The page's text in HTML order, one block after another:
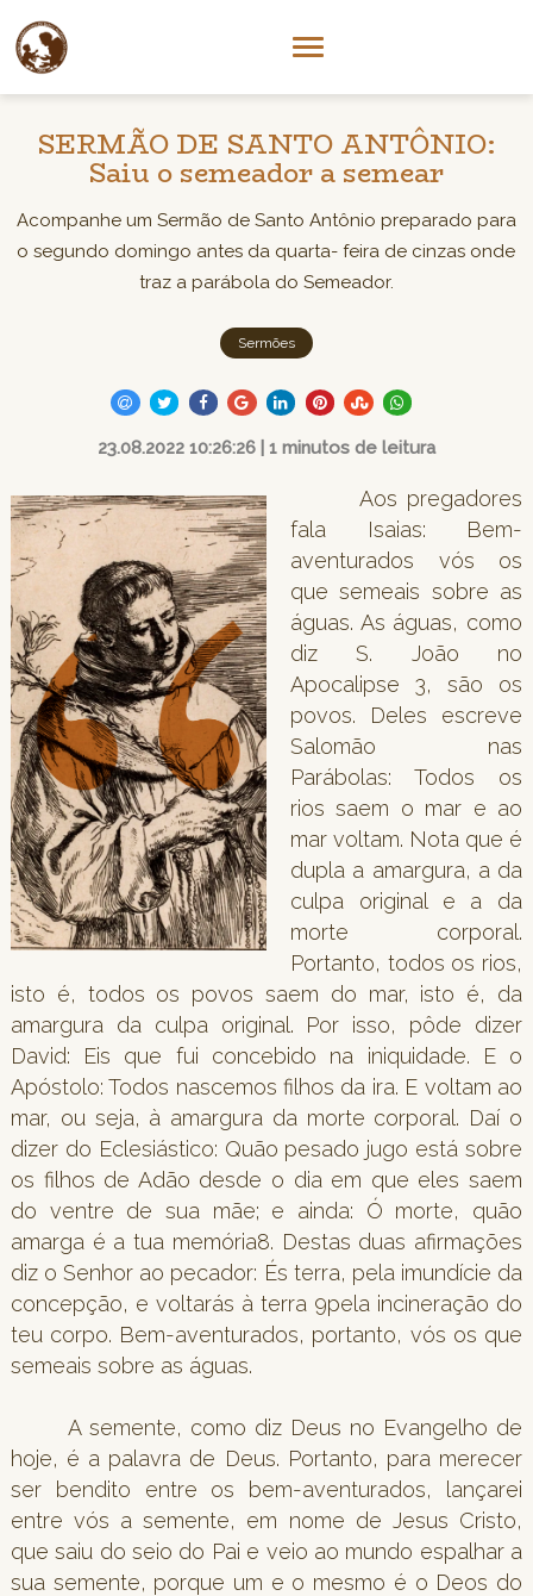
SERMÃO DE SANTO ANTÔNIO:
Saiu o semeador a semear
Acompanhe um Sermão de Santo Antônio preparado para
o segundo domingo antes da quarta- feira de cinzas onde
traz a parábola do Semeador.
Sermões
23.08.2022 10:26:26 | 1 minutos de leitura
Aos pregadores
fala Isaias: Bem-
aventurados vós os
que semeais sobre as
águas. As águas, como
diz S. João no
Apocalipse 3, são os
povos. Deles escreve
Salomão nas
Parábolas: Todos os
rios saem o mar e ao
mar voltam. Nota que é
dupla a amargura, a da
culpa original e a da
morte corporal.
Portanto, todos os rios,
isto é, todos os povos saem do mar, isto é, da
amargura da culpa original. Por isso, pôde dizer
David: Eis que fui concebido na iniquidade. E o
Apóstolo: Todos nascemos filhos da ira. E voltam ao
mar, ou seja, à amargura da morte corporal. Daí o
dizer do Eclesiástico: Quão pesado jugo está sobre
os filhos de Adão desde o dia em que eles saem
do ventre de sua mãe; e ainda: Ó morte, quão
amarga é a tua memória8. Destas duas afirmações
diz o Senhor ao pecador: És terra, pela imundície da
concepção, e voltarás à terra 9pela incineração do
teu corpo. Bem-aventurados, portanto, vós os que
semeais sobre as águas.
A semente, como diz Deus no Evangelho de
hoje, é a palavra de Deus. Portanto, para merecer
ser bendito entre os bem-aventurados, lançarei
entre vós a semente, em nome de Jesus Cristo,
que saiu do seio do Pai e veio ao mundo espalhar a
sua semente, porque um e o mesmo é o Deos do